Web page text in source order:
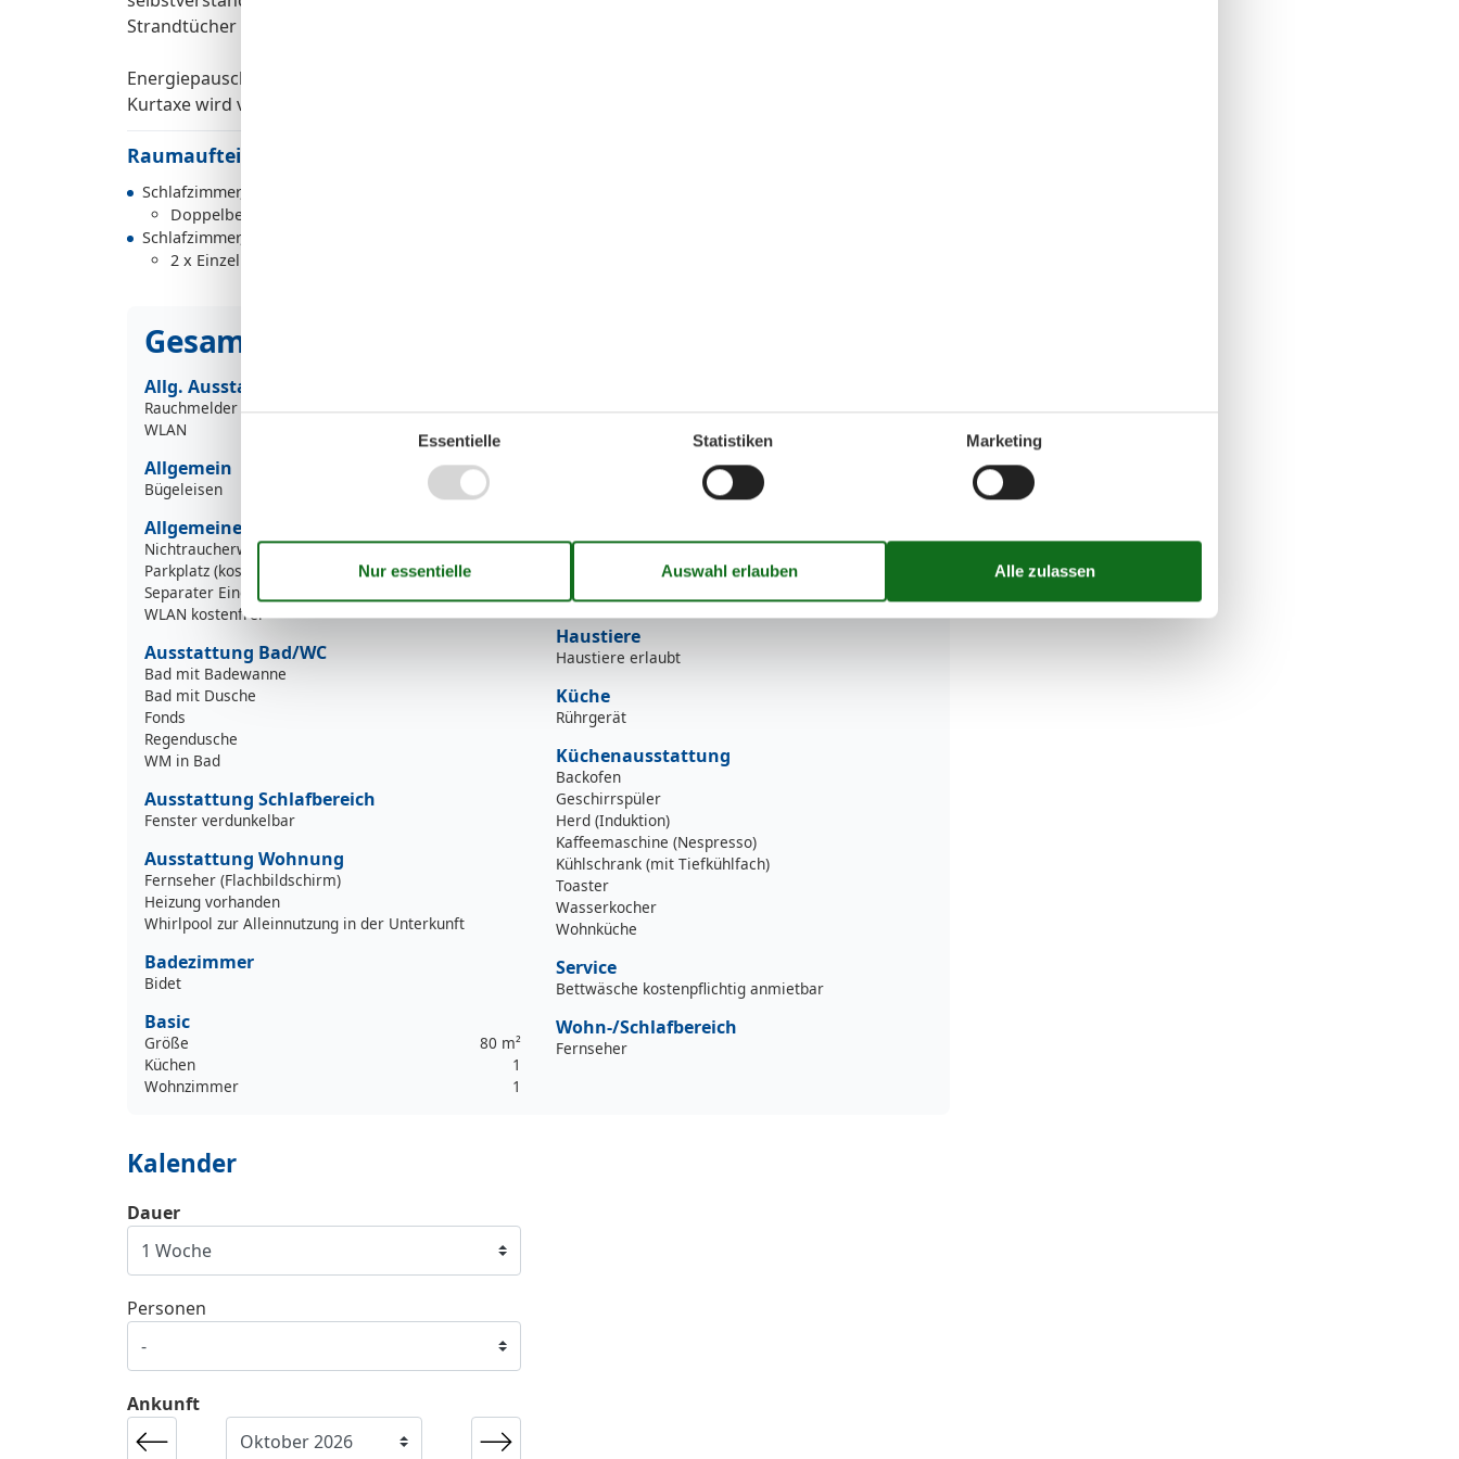
Strandtücher mitnehmen, welche sich nicht in den Wäschepaketen befinden.
Energiepauschale: 2.-€ am Tag pro Person (auch Kinder) - wird vor Ort abgerechnet.
Kurtaxe wird vor Ort abgerechnet.
Raumaufteilung
Schlafzimmer, 2 Personen
Doppelbett - Size: 151-180 cm
Schlafzimmer, 2 Personen
2 x Einzelbett - Size: 90-130 cm
Gesamte Ausstattung
Allg. Ausstattung
Rauchmelder
WLAN
Allgemein
Bügeleisen
Allgemeines zur Wohnung
Nichtraucherwohnung
Parkplatz (kostenlos)
Separater Eingang
WLAN kostenfrei
Ausstattung Bad/WC
Bad mit Badewanne
Bad mit Dusche
Fonds
Regendusche
WM in Bad
Ausstattung Schlafbereich
Fenster verdunkelbar
Ausstattung Wohnung
Fernseher (Flachbildschirm)
Heizung vorhanden
Whirlpool zur Alleinnutzung in der Unterkunft
Badezimmer
Bidet
Basic
Größe
80 m²
Küchen
1
Wohnzimmer
1
Handtücher kostenpflichtig anmietbar
Einkaufsmöglichkeiten
Stadt-/Ortsmitte
Strand
7 km
Haustiere
Haustiere erlaubt
Küche
Rührgerät
Küchenausstattung
Backofen
Geschirrspüler
Herd (Induktion)
Kaffeemaschine (Nespresso)
Kühlschrank (mit Tiefkühlfach)
Toaster
Wasserkocher
Wohnküche
Service
Bettwäsche kostenpflichtig anmietbar
Wohn-/Schlafbereich
Fernseher
Kalender
Ankunft
Dauer
Personen
Essentielle Statistiken Marketing